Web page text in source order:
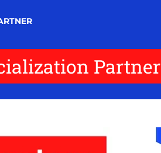
Partner